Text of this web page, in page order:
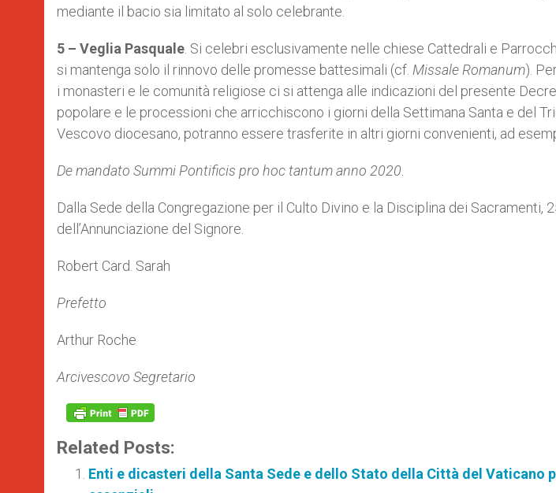
mediante il bacio sia limitato al solo celebrante.
5 – Veglia Pasquale. Si celebri esclusivamente nelle chiese Cattedrali e
si mantenga solo il rinnovo delle promesse battesimali (cf. Missale Romanum).
i monasteri e le comunità religiose ci si attenga alle indicazioni del presente
popolare e le processioni che arricchiscono i giorni della Settimana Santa e del
Vescovo diocesano, potranno essere trasferite in altri giorni convenienti, ad
De mandato Summi Pontificis pro hoc tantum anno 2020.
Dalla Sede della Congregazione per il Culto Divino e la Disciplina dei Sacramenti,
dell’Annunciazione del Signore.
Robert Card. Sarah
Prefetto
Arthur Roche
Arcivescovo Segretario
Related Posts:
Enti e dicasteri della Santa Sede e dello Stato della Città del Vaticano